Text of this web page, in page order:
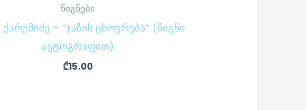
წიგნები
– “ჯაზის ცხოვრება” (წიგნი
ავტოგრაფით)
₾15.00